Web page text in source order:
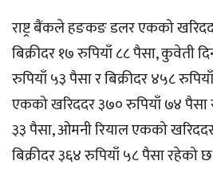
राष्ट्र बैंकले हङकङ डलर एकको
बिक्रीदर १७ रुपियाँ ८८ पैसा, कुवेती
रुपियाँ ५३ पैसा र बिक्रीदर ४५८
एकको खरिददर ३७० रुपियाँ ७४ पैसा
३३ पैसा, ओमनी रियाल एकको
बिक्रीदर ३६४ रुपियाँ ५८ पैसा रहेको